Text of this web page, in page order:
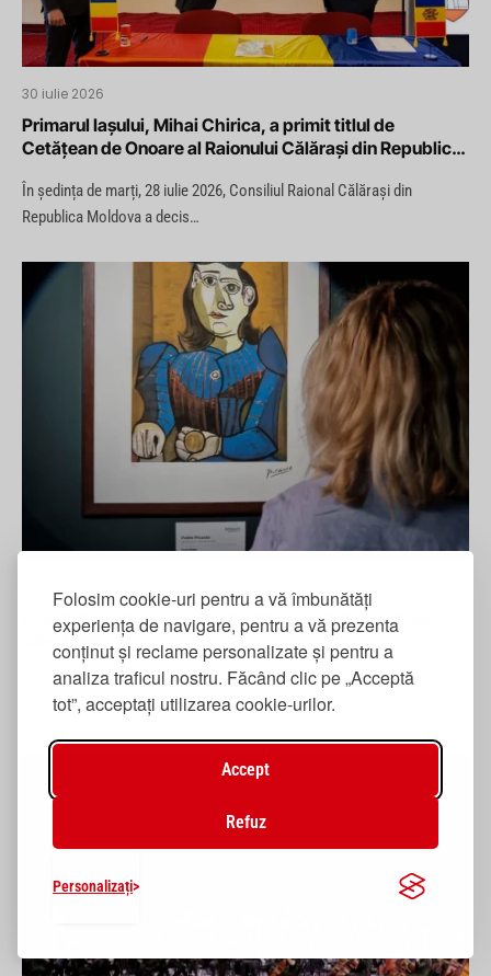
Folosim cookie-uri pentru a vă îmbunătăți
experiența de navigare, pentru a vă prezenta
conținut și reclame personalizate și pentru a
analiza traficul nostru. Făcând clic pe „Acceptă
tot”, acceptați utilizarea cookie-urilor.
Accept
Refuz
Personalizați
30 iulie 2026
Primarul Iașului, Mihai Chirica, a primit titlul de
Cetățean de Onoare al Raionului Călărași din Republica
În ședința de marți, 28 iulie 2026, Consiliul Raional Călărași din
Republica Moldova a decis…
Programul estival al evenimentelor culturale din Iași –
iulie 2026
Expozițiile de artă plastică, proiecțiile de cinema în aer liber și
spectacolele de teatru dedicate…